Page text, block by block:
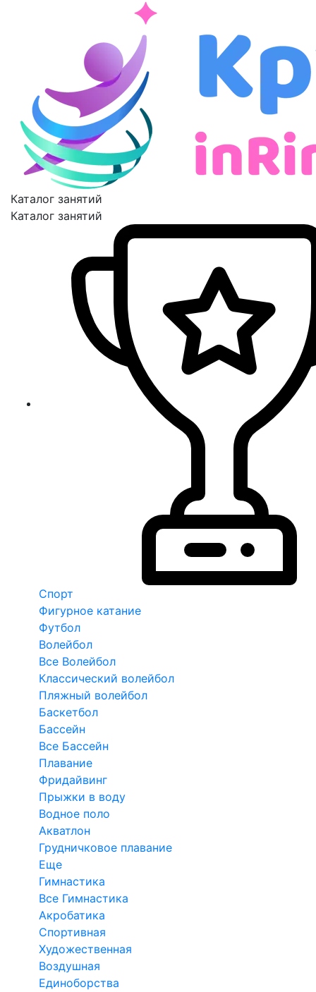
Каталог занятий
Каталог занятий
Спорт
Фигурное катание
Футбол
Волейбол
Все Волейбол
Классический волейбол
Пляжный волейбол
Баскетбол
Бассейн
Все Бассейн
Плавание
Фридайвинг
Прыжки в воду
Водное поло
Акватлон
Грудничковое плавание
Еще
Гимнастика
Все Гимнастика
Акробатика
Спортивная
Художественная
Воздушная
Единоборства